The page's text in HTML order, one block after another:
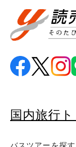
国内旅行
バスツアーを探す